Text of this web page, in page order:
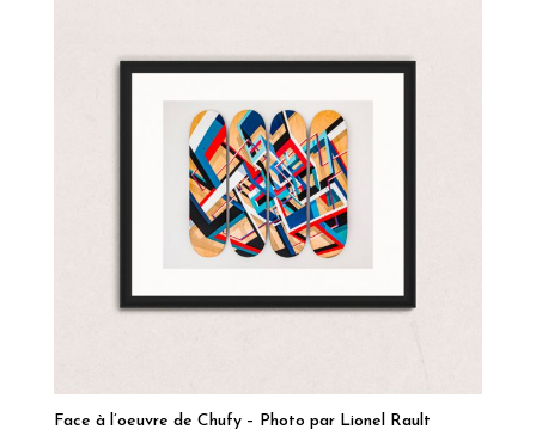
Face à l’oeuvre de Chufy – Photo par Lionel Rault